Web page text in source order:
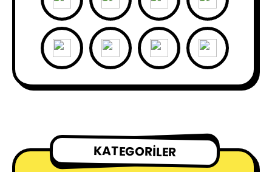
KATEGORILER